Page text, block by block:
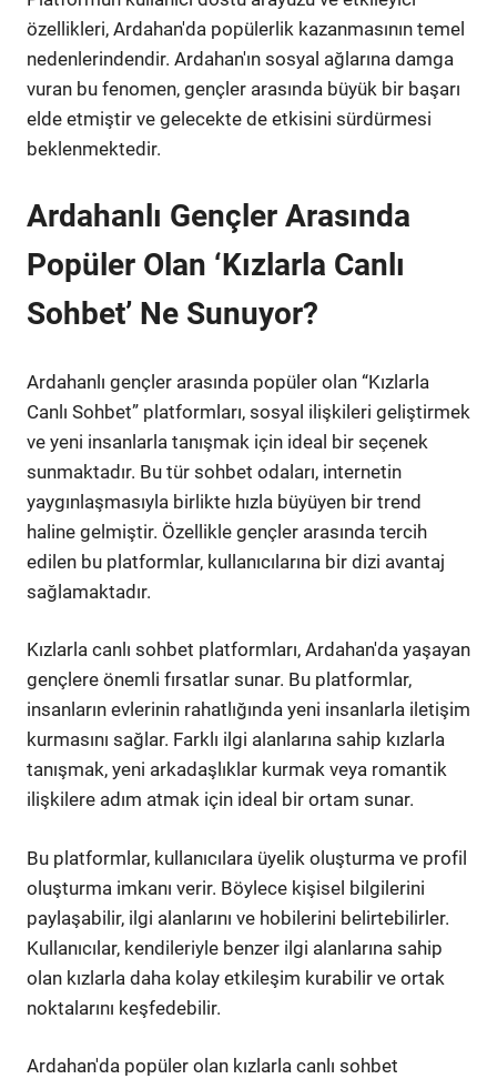
özellikleri, Ardahan'da popülerlik kazanmasının temel
nedenlerindendir. Ardahan'ın sosyal ağlarına damga
vuran bu fenomen, gençler arasında büyük bir başarı
elde etmiştir ve gelecekte de etkisini sürdürmesi
beklenmektedir.
Ardahanlı Gençler Arasında
Popüler Olan ‘Kızlarla Canlı
Sohbet’ Ne Sunuyor?
Ardahanlı gençler arasında popüler olan “Kızlarla
Canlı Sohbet” platformları, sosyal ilişkileri geliştirmek
ve yeni insanlarla tanışmak için ideal bir seçenek
sunmaktadır. Bu tür sohbet odaları, internetin
yaygınlaşmasıyla birlikte hızla büyüyen bir trend
haline gelmiştir. Özellikle gençler arasında tercih
edilen bu platformlar, kullanıcılarına bir dizi avantaj
sağlamaktadır.
Kızlarla canlı sohbet platformları, Ardahan'da yaşayan
gençlere önemli fırsatlar sunar. Bu platformlar,
insanların evlerinin rahatlığında yeni insanlarla iletişim
kurmasını sağlar. Farklı ilgi alanlarına sahip kızlarla
tanışmak, yeni arkadaşlıklar kurmak veya romantik
ilişkilere adım atmak için ideal bir ortam sunar.
Bu platformlar, kullanıcılara üyelik oluşturma ve profil
oluşturma imkanı verir. Böylece kişisel bilgilerini
paylaşabilir, ilgi alanlarını ve hobilerini belirtebilirler.
Kullanıcılar, kendileriyle benzer ilgi alanlarına sahip
olan kızlarla daha kolay etkileşim kurabilir ve ortak
noktalarını keşfedebilir.
Ardahan'da popüler olan kızlarla canlı sohbet